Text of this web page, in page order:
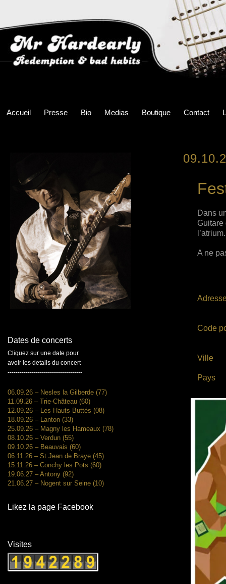
Accueil Presse Bio Medias Boutique Contact
Dans
Guitare
l’atrium.
A ne
Code
Ville
Pays
Dates de concerts
Cliquez sur une date pour
avoir les details du concert
-------------------------------------
06.09.26 – Nesles la Gilberde (77)
11.09.26 – Trie-Château (60)
12.09.26 – Les Hauts Buttés (08)
18.09.26 – Lanton (33)
25.09.26 – Magny les Hameaux (78)
08.10.26 – Verdun (55)
09.10.26 – Beauvais (60)
06.11.26 – St Jean de Braye (45)
15.11.26 – Conchy les Pots (60)
19.06.27 – Antony (92)
21.06.27 – Nogent sur Seine (10)
Likez la page Facebook
Visites